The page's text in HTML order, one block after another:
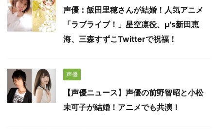
声優：飯田里穂さんが結婚！人気アニメ
「ラブライブ！」星空凛役、μ's新田恵
海、三森すずこTwitterで祝福！
声優
【声優ニュース】声優の前野智昭と小松
未可子が結婚！アニメでも共演！